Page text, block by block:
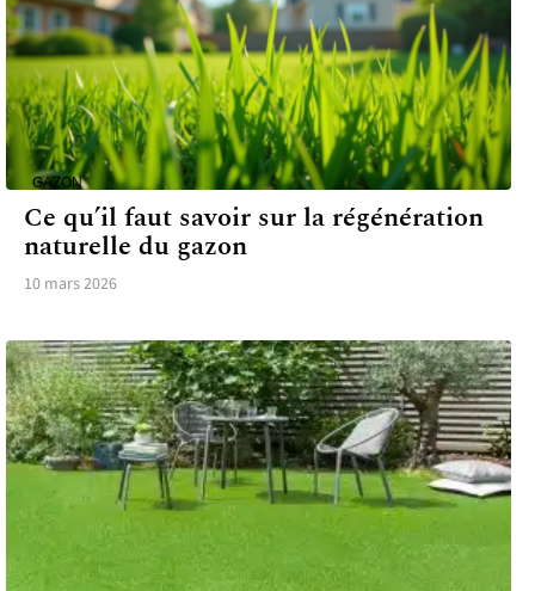
GAZON
Ce qu’il faut savoir sur la régénération
naturelle du gazon
10 mars 2026